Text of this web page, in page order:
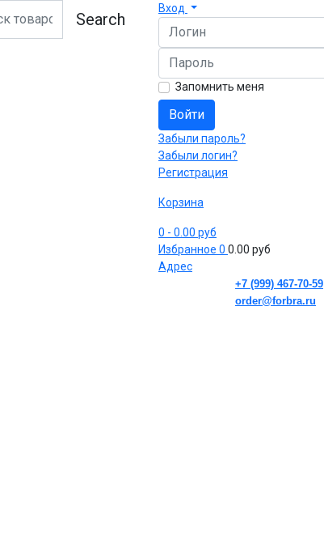
Search
Вход
Логин
Пароль
Запомнить меня
Войти
Забыли пароль?
Забыли логин?
Регистрация
Корзина
0 - 0.00 руб
Избранное 0 0.00 руб
Адрес
+7 (999) 467-70-59
order@forbra.ru